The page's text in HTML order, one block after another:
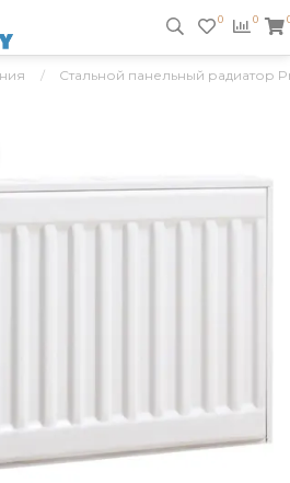
0 0
Стальной панельный радиатор